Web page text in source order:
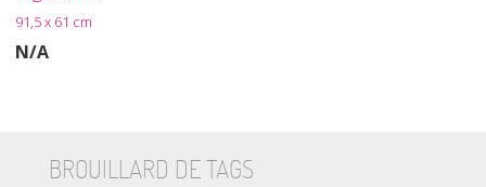
91,5 x 61 cm
N/A
BROUILLARD DE TAGS